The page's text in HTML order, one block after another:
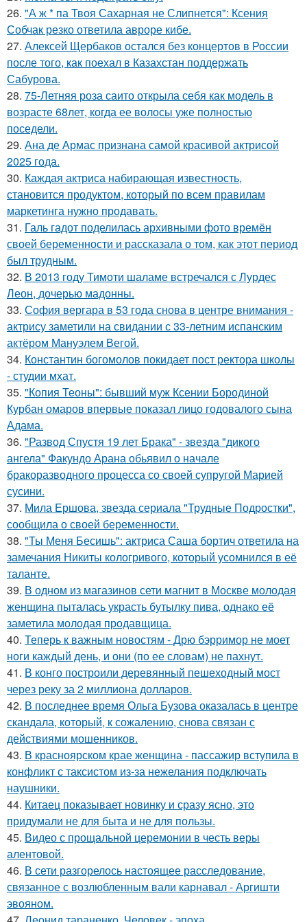
26. "А ж * па Твоя Сахарная не Слипнется": Ксения
Собчак резко ответила авроре кибе.
27. Алексей Щербаков остался без концертов в России
после того, как поехал в Казахстан поддержать
Сабурова.
28. 75-Летняя роза саито открыла себя как модель в
возрасте 68лет, когда ее волосы уже полностью
поседели.
29. Ана де Армас признана самой красивой актрисой
2025 года.
30. Каждая актриса набирающая известность,
становится продуктом, который по всем правилам
маркетинга нужно продавать.
31. Галь гадот поделилась архивными фото времён
своей беременности и рассказала о том, как этот период
был трудным.
32. В 2013 году Тимоти шаламе встречался с Лурдес
Леон, дочерью мадонны.
33. София вергара в 53 года снова в центре внимания -
актрису заметили на свидании с 33-летним испанским
актёром Мануэлем Вегой.
34. Константин богомолов покидает пост ректора школы
- студии мхат.
35. "Копия Теоны": бывший муж Ксении Бородиной
Курбан омаров впервые показал лицо годовалого сына
Адама.
36. "Развод Спустя 19 лет Брака" - звезда "дикого
ангела" Факундо Арана обьявил о начале
бракоразводного процесса со своей супругой Марией
сусини.
37. Мила Ершова, звезда сериала "Трудные Подростки",
сообщила о своей беременности.
38. "Ты Меня Бесишь": актриса Саша бортич ответила на
замечания Никиты кологривого, который усомнился в её
таланте.
39. В одном из магазинов сети магнит в Москве молодая
женщина пыталась украсть бутылку пива, однако её
заметила молодая продавщица.
40. Теперь к важным новостям - Дрю бэрримор не моет
ноги каждый день, и они (по ее словам) не пахнут.
41. В конго построили деревянный пешеходный мост
через реку за 2 миллиона долларов.
42. В последнее время Ольга Бузова оказалась в центре
скандала, который, к сожалению, снова связан с
действиями мошенников.
43. В красноярском крае женщина - пассажир вступила в
конфликт с таксистом из-за нежелания подключать
наушники.
44. Китаец показывает новинку и сразу ясно, это
придумали не для быта и не для пользы.
45. Видео с прощальной церемонии в честь веры
алентовой.
46. В сети разгорелось настоящее расследование,
связанное с возлюбленным вали карнавал - Аргишти
эвояном.